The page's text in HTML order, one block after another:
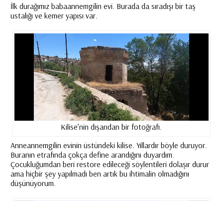
İlk durağımız babaannemgilin evi. Burada da sıradışı bir taş
ustalığı ve kemer yapısı var.
Kilise’nin dışarıdan bir fotoğrafı.
Anneannemgilin evinin üstündeki kilise. Yıllardır böyle duruyor.
Buranın etrafında çokça define arandığını duyardım.
Çocukluğumdan beri restore edileceği söylentileri dolaşır durur
ama hiçbir şey yapılmadı ben artık bu ihtimalin olmadığını
düşünüyorum.